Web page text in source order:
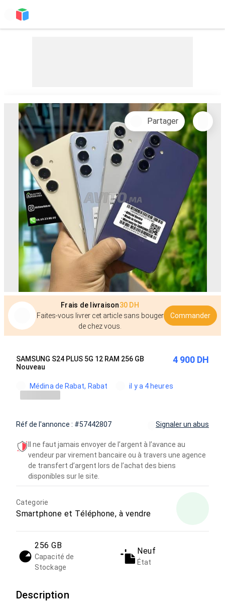
Partager
Frais de livraison30 DH
Faites-vous livrer cet article sans bouger
de chez vous.
Commander
SAMSUNG S24 PLUS 5G 12 RAM 256 GB
Nouveau
4 900 DH
Médina de Rabat, Rabat il y a 4 heures
Réf de l'annonce : #57442807 Signaler un abus
Il ne faut jamais envoyer de l’argent à l’avance au
vendeur par virement bancaire ou à travers une agence
de transfert d’argent lors de l’achat des biens
disponibles sur le site.
Categorie
Smartphone et Téléphone, à vendre
256 GB
Capacité de
Stockage
Neuf
État
Description